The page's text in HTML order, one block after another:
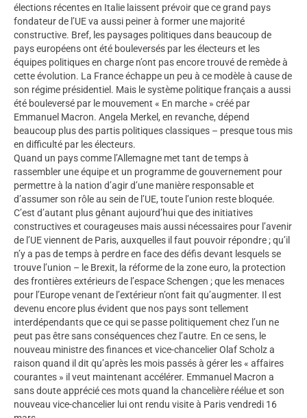
élections récentes en Italie laissent prévoir que ce grand pays
fondateur de l’UE va aussi peiner à former une majorité
constructive. Bref, les paysages politiques dans beaucoup de
pays européens ont été bouleversés par les électeurs et les
équipes politiques en charge n’ont pas encore trouvé de remède à
cette évolution. La France échappe un peu à ce modèle à cause de
son régime présidentiel. Mais le système politique français a aussi
été bouleversé par le mouvement « En marche » créé par
Emmanuel Macron. Angela Merkel, en revanche, dépend
beaucoup plus des partis politiques classiques – presque tous mis
en difficulté par les électeurs.
Quand un pays comme l’Allemagne met tant de temps à
rassembler une équipe et un programme de gouvernement pour
permettre à la nation d’agir d’une manière responsable et
d’assumer son rôle au sein de l’UE, toute l’union reste bloquée.
C’est d’autant plus gênant aujourd’hui que des initiatives
constructives et courageuses mais aussi nécessaires pour l’avenir
de l’UE viennent de Paris, auxquelles il faut pouvoir répondre ; qu’il
n’y a pas de temps à perdre en face des défis devant lesquels se
trouve l’union – le Brexit, la réforme de la zone euro, la protection
des frontières extérieurs de l’espace Schengen ; que les menaces
pour l’Europe venant de l’extérieur n’ont fait qu’augmenter. Il est
devenu encore plus évident que nos pays sont tellement
interdépendants que ce qui se passe politiquement chez l’un ne
peut pas être sans conséquences chez l’autre. En ce sens, le
nouveau ministre des finances et vice-chancelier Olaf Scholz a
raison quand il dit qu’après les mois passés à gérer les « affaires
courantes » il veut maintenant accélérer. Emmanuel Macron a
sans doute apprécié ces mots quand la chancelière réélue et son
nouveau vice-chancelier lui ont rendu visite à Paris vendredi 16